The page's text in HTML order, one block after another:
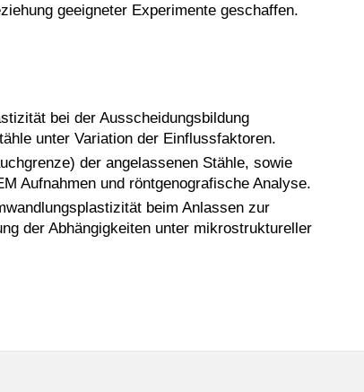
geeigneter Experimente geschaffen.
bei der Ausscheidungsbildung
unter Variation der Einflussfaktoren.
der angelassenen Stähle, sowie
Aufnahmen und röntgenografische Analyse.
beim Anlassen zur
der Abhängigkeiten unter mikrostruktureller